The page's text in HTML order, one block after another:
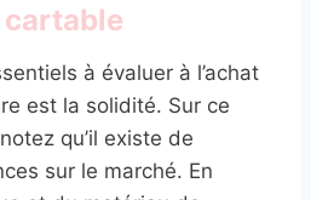
à évaluer à l’achat
est la solidité. Sur ce
qu’il existe de
sur le marché. En